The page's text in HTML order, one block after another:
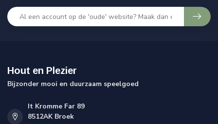
Hout en Plezier
Bijzonder mooi en duurzaam speelgoed
It Kromme Far 89
8512AK Broek